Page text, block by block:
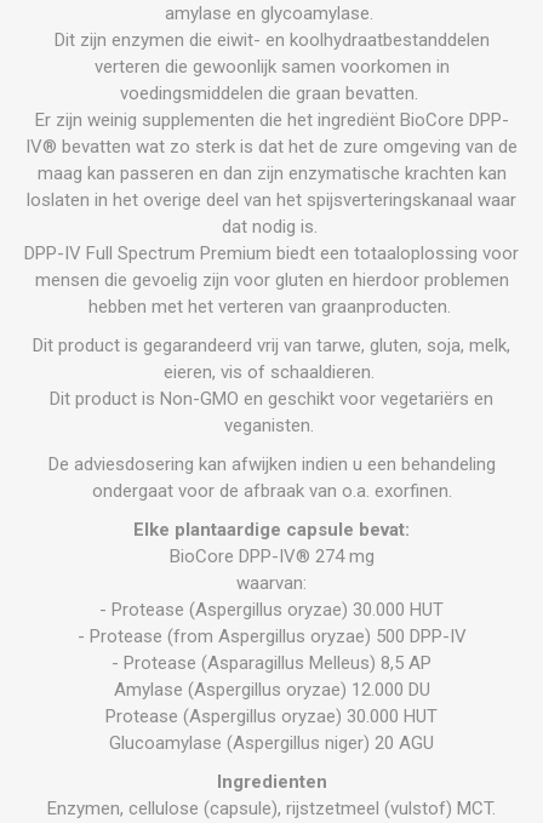
amylase en glycoamylase.
Dit zijn enzymen die eiwit- en koolhydraatbestanddelen
verteren die gewoonlijk samen voorkomen in
voedingsmiddelen die graan bevatten.
Er zijn weinig supplementen die het ingrediënt BioCore DPP-
IV® bevatten wat zo sterk is dat het de zure omgeving van de
maag kan passeren en dan zijn enzymatische krachten kan
loslaten in het overige deel van het spijsverteringskanaal waar
dat nodig is.
DPP-IV Full Spectrum Premium biedt een totaaloplossing voor
mensen die gevoelig zijn voor gluten en hierdoor problemen
hebben met het verteren van graanproducten.
Dit product is gegarandeerd vrij van tarwe, gluten, soja, melk,
eieren, vis of schaaldieren.
Dit product is Non-GMO en geschikt voor vegetariërs en
veganisten.
De adviesdosering kan afwijken indien u een behandeling
ondergaat voor de afbraak van o.a. exorfinen.
Elke plantaardige capsule bevat:
BioCore DPP-IV® 274 mg
waarvan:
- Protease (Aspergillus oryzae) 30.000 HUT
- Protease (from Aspergillus oryzae) 500 DPP-IV
- Protease (Asparagillus Melleus) 8,5 AP
Amylase (Aspergillus oryzae) 12.000 DU
Protease (Aspergillus oryzae) 30.000 HUT
Glucoamylase (Aspergillus niger) 20 AGU
Ingredienten
Enzymen, cellulose (capsule), rijstzetmeel (vulstof) MCT.